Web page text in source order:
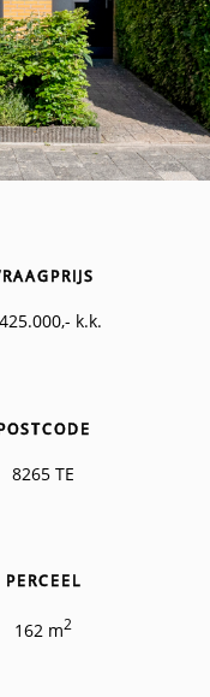
k.k.
8265 TE
PERCEEL
162 m2